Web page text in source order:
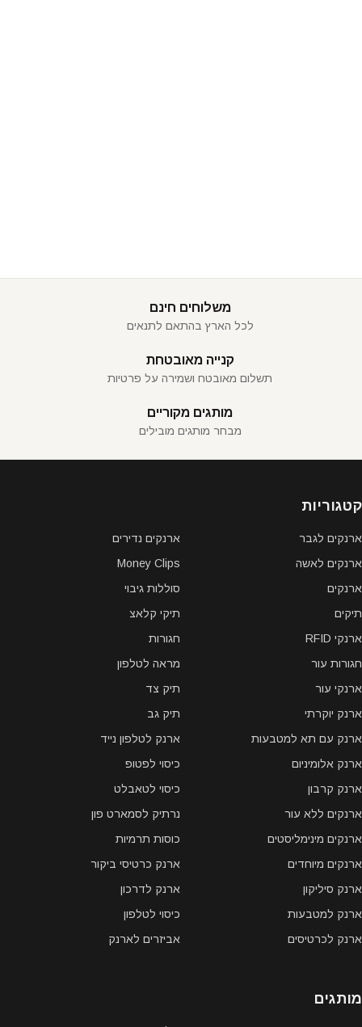
משלוחים חינם
לכל הארץ בהתאם לתנאים
קנייה מאובטחת
תשלום מאובטח ושמירה על פרטיות
מותגים מקוריים
מבחר מותגים מובילים
קטגוריות
ארנקים לגבר
ארנקים לאשה
ארנקים
תיקים
ארנקי RFID
חגורות עור
ארנקי עור
ארנק יוקרתי
ארנק עם תא למטבעות
ארנק אלומיניום
ארנק קרבון
ארנקים ללא עור
ארנקים מינימליסטים
ארנקים מיוחדים
ארנק סיליקון
ארנק למטבעות
ארנק לכרטיסים
ארנקים נדירים
Money Clips
סוללות גיבוי
תיקי קלאצ
חגורות
מראה לטלפון
תיק צד
תיק גב
ארנק לטלפון נייד
כיסוי לפטופ
כיסוי לטאבלט
נרתיק לסמארט פון
כוסות תרמיות
ארנק כרטיסי ביקור
ארנק לדרכון
כיסוי לטלפון
אביזרים לארנק
מותגים